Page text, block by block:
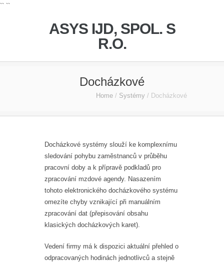
`` ``
ASYS IJD, SPOL. S
R.O.
Docházkové
Home / Systémy / Docházkové
Docházkové systémy slouží ke komplexnímu
sledování pohybu zaměstnanců v průběhu
pracovní doby a k přípravě podkladů pro
zpracování mzdové agendy. Nasazením
tohoto elektronického docházkového systému
omezíte chyby vznikající při manuálním
zpracování dat (přepisování obsahu
klasických docházkových karet).
Vedení firmy má k dispozici aktuální přehled o
odpracovaných hodinách jednotlivců a stejně